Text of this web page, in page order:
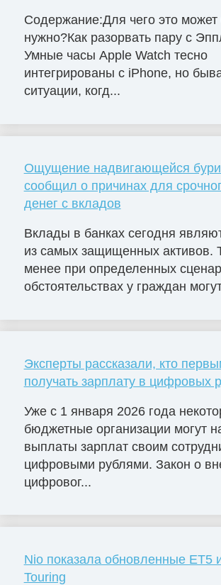
Содержание:Для чего это может
нужно?Как разорвать пару с
Умные часы Apple Watch тесно
интегрированы с iPhone, но
ситуации, когд...
Ощущение надвигающейся
сообщил о причинах для
денег с вкладов
Вклады в банках сегодня
из самых защищенных активов.
менее при определенных
обстоятельствах у граждан
Эксперты рассказали, кто
получать зарплату в цифровых
Уже с 1 января 2026 года
бюджетные организации могут
выплаты зарплат своим
цифровыми рублями. Закон о
цифровог...
Nio показала обновленные ET5
Touring